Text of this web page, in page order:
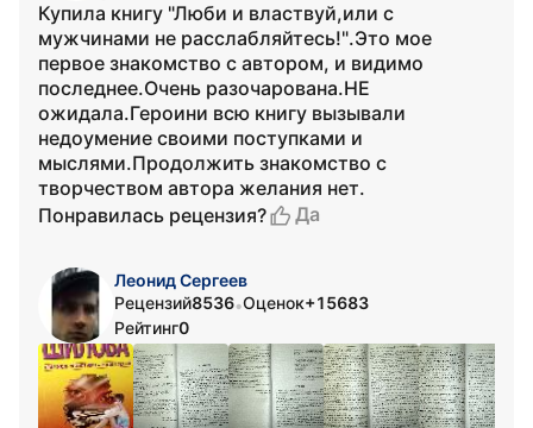
Купила книгу "Люби и властвуй,или с
мужчинами не расслабляйтесь!".Это мое
первое знакомство с автором, и видимо
последнее.Очень разочарована.НЕ
ожидала.Героини всю книгу вызывали
недоумение своими поступками и
мыслями.Продолжить знакомство с
творчеством автора желания нет.
Понравилась рецензия?
Да
Леонид Сергеев
Рецензий8536•Оценок+15683
Рейтинг0